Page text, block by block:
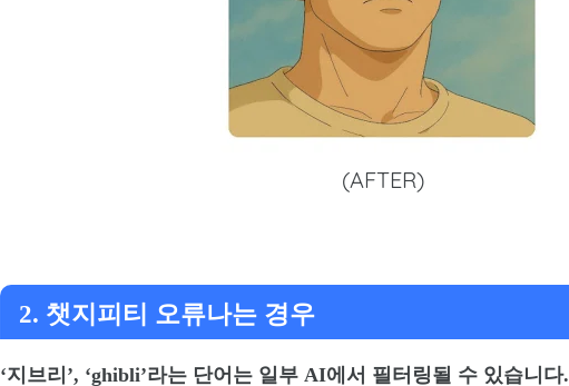
(AFTER)
2. 챗지피티 오류나는 경우
‘지브리’, ‘ghibli’라는 단어는 일부 AI에서 필터링될 수 있습니다.